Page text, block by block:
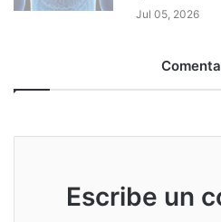
Jul 05, 2026
Escribe un